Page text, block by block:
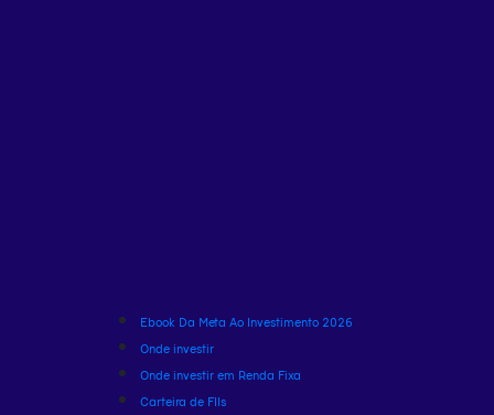
Ebook Da Meta Ao Investimento 2026
Onde investir
Onde investir em Renda Fixa
Carteira de FIIs